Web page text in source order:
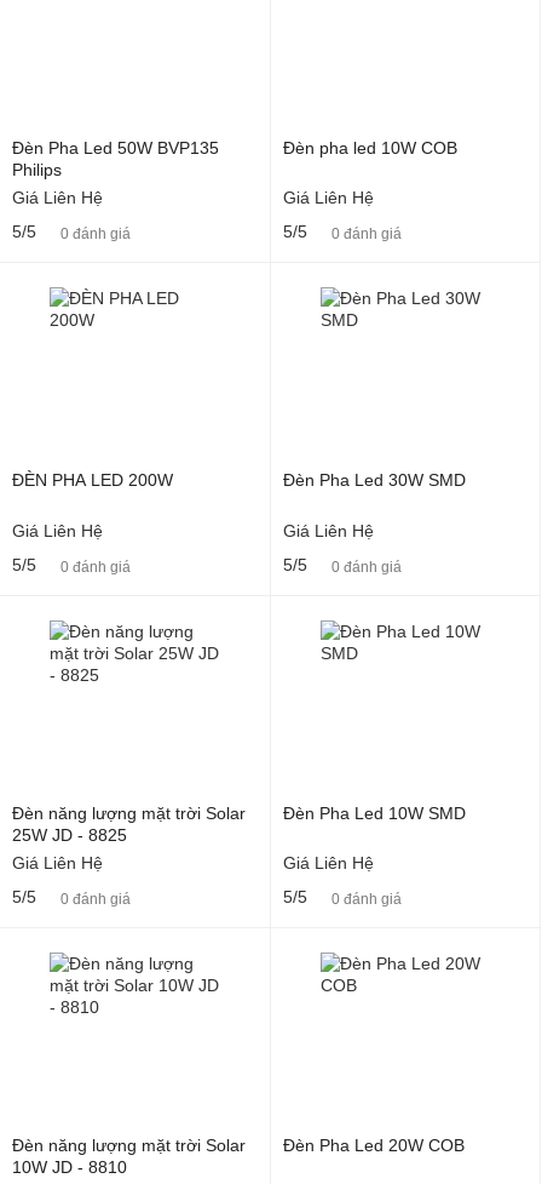
Đèn Pha Led 50W BVP135
Philips
Giá Liên Hệ
5/5
0 đánh giá
Đèn pha led 10W COB
Giá Liên Hệ
5/5
0 đánh giá
ĐÈN PHA LED 200W
Giá Liên Hệ
5/5
0 đánh giá
Đèn Pha Led 30W SMD
Giá Liên Hệ
5/5
0 đánh giá
Đèn năng lượng mặt trời Solar
25W JD - 8825
Giá Liên Hệ
5/5
0 đánh giá
Đèn Pha Led 10W SMD
Giá Liên Hệ
5/5
0 đánh giá
Đèn năng lượng mặt trời Solar
10W JD - 8810
Đèn Pha Led 20W COB